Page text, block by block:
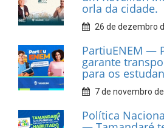
9 de fevereiro de
Prefeitura de
fortalece apoio
catadores de
recicláveis
9 de fevereiro de
Prefeitura de
reforça diálogo